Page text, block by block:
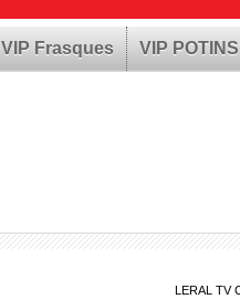
VIP Frasques VIP POTINS
LERAL TV